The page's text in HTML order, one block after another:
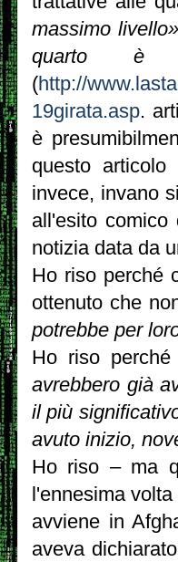
massimo
quarto è
(http://
19girata.asp.
è
questo
invece, invano
all'esito
notizia data da
Ho riso perché
ottenuto che
potrebbe per
Ho riso
avrebbero già
il più
avuto inizio,
Ho riso – ma
l'ennesima
avviene in
aveva